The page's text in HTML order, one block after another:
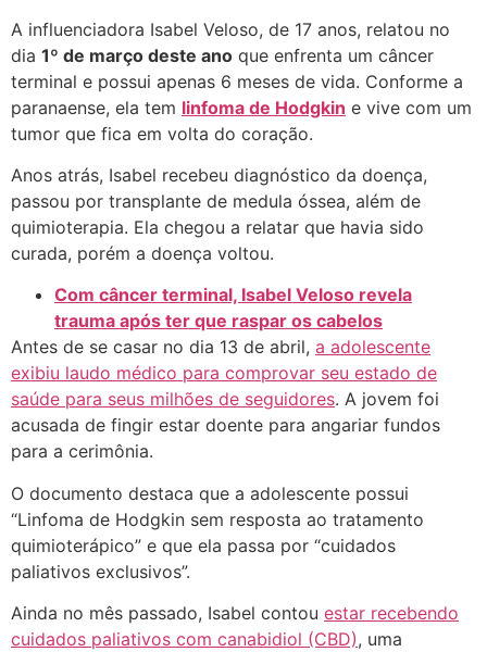
A influenciadora Isabel Veloso, de 17 anos, relatou no
dia 1º de março deste ano que enfrenta um câncer
terminal e possui apenas 6 meses de vida. Conforme a
paranaense, ela tem linfoma de Hodgkin e vive com um
tumor que fica em volta do coração.
Anos atrás, Isabel recebeu diagnóstico da doença,
passou por transplante de medula óssea, além de
quimioterapia. Ela chegou a relatar que havia sido
curada, porém a doença voltou.
Com câncer terminal, Isabel Veloso revela
trauma após ter que raspar os cabelos
Antes de se casar no dia 13 de abril, a adolescente
exibiu laudo médico para comprovar seu estado de
saúde para seus milhões de seguidores. A jovem foi
acusada de fingir estar doente para angariar fundos
para a cerimônia.
O documento destaca que a adolescente possui
“Linfoma de Hodgkin sem resposta ao tratamento
quimioterápico” e que ela passa por “cuidados
paliativos exclusivos”.
Ainda no mês passado, Isabel contou estar recebendo
cuidados paliativos com canabidiol (CBD), uma